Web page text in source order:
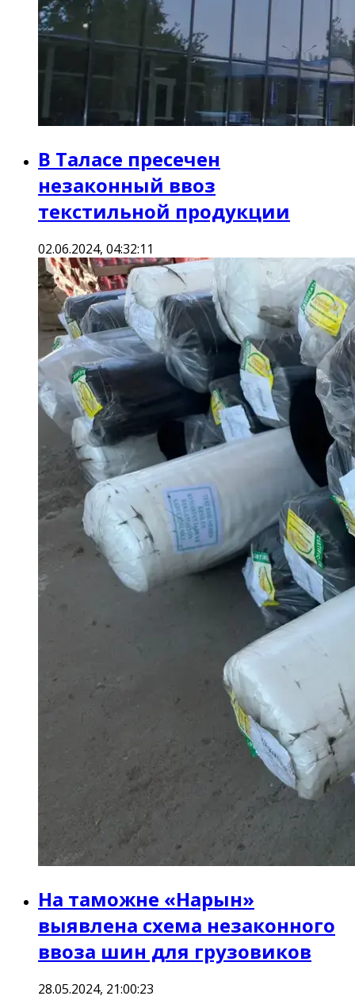
В Таласе пресечен
незаконный ввоз
текстильной продукции
02.06.2024, 04:32:11
На таможне «Нарын»
выявлена схема незаконного
ввоза шин для грузовиков
28.05.2024, 21:00:23